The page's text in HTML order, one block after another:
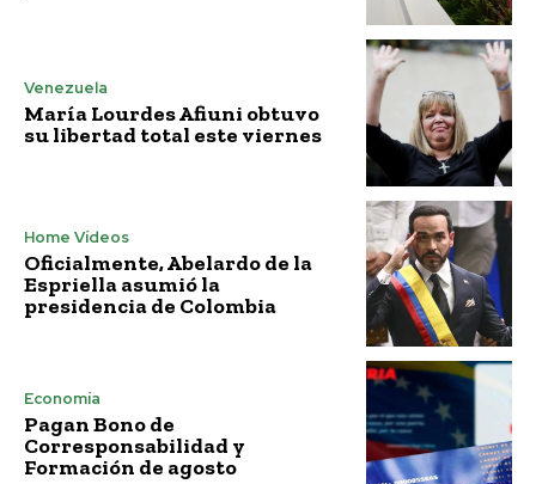
Venezuela
María Lourdes Afiuni obtuvo
su libertad total este viernes
Home Vídeos
Oficialmente, Abelardo de la
Espriella asumió la
presidencia de Colombia
Economía
Pagan Bono de
Corresponsabilidad y
Formación de agosto